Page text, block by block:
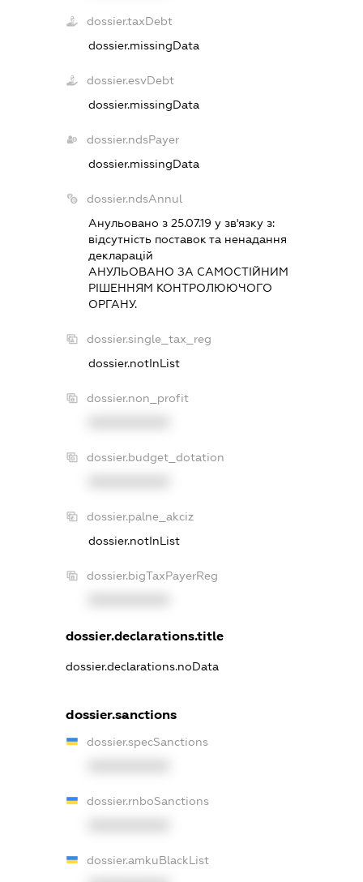
dossier.taxDebt
dossier.missingData
dossier.esvDebt
dossier.missingData
dossier.ndsPayer
dossier.missingData
dossier.ndsAnnul
Анульовано з 25.07.19 у зв'язку з:
вiдсутнiсть поставок та ненадання
декларацiй
АНУЛЬОВАНО ЗА САМОСТIЙНИМ
РIШЕННЯМ КОНТРОЛЮЮЧОГО
ОРГАНУ.
dossier.single_tax_reg
dossier.notInList
dossier.non_profit
dossier.budget_dotation
dossier.palne_akciz
dossier.notInList
dossier.bigTaxPayerReg
dossier.declarations.title
dossier.declarations.noData
dossier.sanctions
dossier.specSanctions
dossier.rnboSanctions
dossier.amkuBlackList